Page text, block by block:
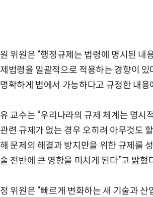
원 위원은 “행정규제는 법령에 명시된 내
제법령을 일괄적으로 적용하는 경향이
명확하게 법에서 가능하다고 규정한 내
유 교수는 “우리나라의 규제 체계는 명시
관련 규제가 없는 경우 오히려 아무것도
해 문제의 해결과 방지만을 위한 규제를
술 전반에 큰 영향을 미치게 된다”고 밝혔
정 위원은 “빠르게 변화하는 새 기술과